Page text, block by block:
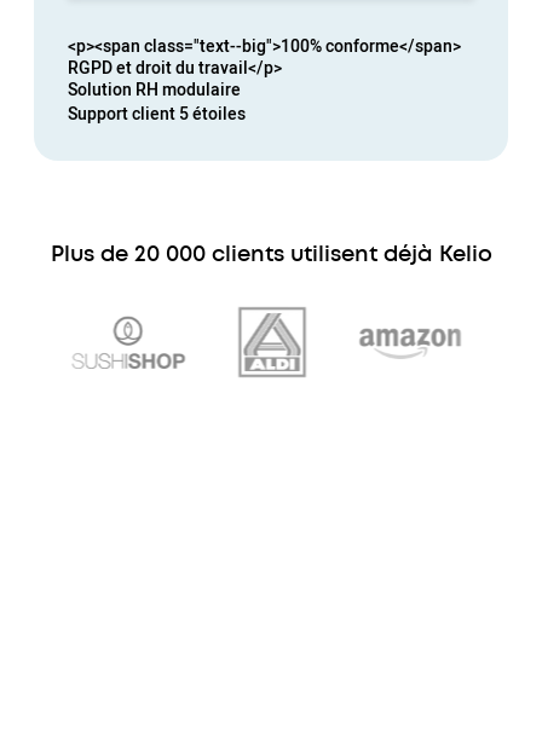
<p><span class="text--big">100% conforme</span>
RGPD et droit du travail</p>
Solution RH modulaire
Support client 5 étoiles
Plus de 20 000 clients utilisent déjà Kelio